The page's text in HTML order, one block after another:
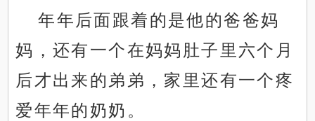
年年后面跟着的是他的爸爸妈
妈，还有一个在妈妈肚子里六个月
后才出来的弟弟，家里还有一个疼
爱年年的奶奶。